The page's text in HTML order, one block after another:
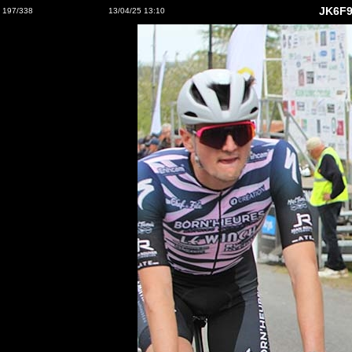
197/338 13/04/25 13:10